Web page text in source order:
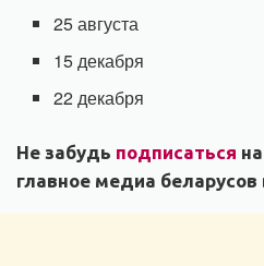
25 августа
15 декабря
22 декабря
Не забудь подписаться
главное медиа